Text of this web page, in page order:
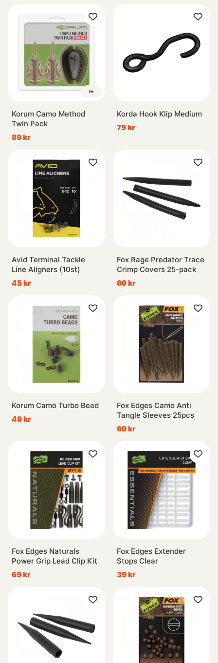
Korum Camo Method
Twin Pack
89 kr
Korda Hook Klip Medium
79 kr
Avid Terminal Tackle
Line Aligners (10st)
45 kr
Fox Rage Predator Trace
Crimp Covers 25-pack
69 kr
Korum Camo Turbo Bead
49 kr
Fox Edges Camo Anti
Tangle Sleeves 25pcs
69 kr
Fox Edges Naturals
Power Grip Lead Clip Kit
69 kr
Fox Edges Extender
Stops Clear
39 kr